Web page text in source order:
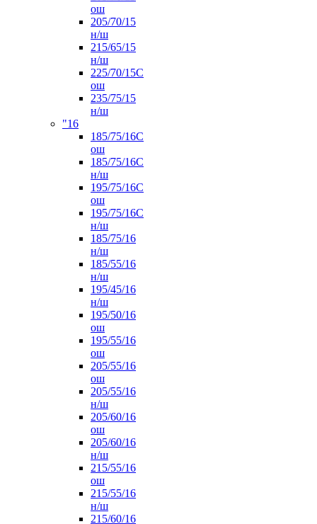
ош
205/70/15
н/ш
215/65/15
н/ш
225/70/15С
ош
235/75/15
н/ш
"16
185/75/16С
ош
185/75/16С
н/ш
195/75/16С
ош
195/75/16С
н/ш
185/75/16
н/ш
185/55/16
н/ш
195/45/16
н/ш
195/50/16
ош
195/55/16
ош
205/55/16
ош
205/55/16
н/ш
205/60/16
ош
205/60/16
н/ш
215/55/16
ош
215/55/16
н/ш
215/60/16